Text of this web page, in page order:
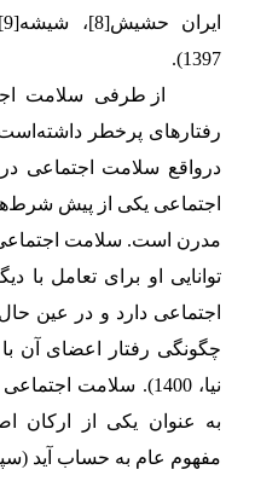
ایران حشیش[8]، شیشه[9]
1397).
از طرفی سلامت
در واقع سلامت اجتماعی
اجتماعی یکی از پیش
مدرن است. سلامت اجتماعی
توانایی او برای تعامل
اجتماعی دارد و در عین
چگونگی رفتار اعضای آن
نیا، 1400). سلامت
به عنوان یکی از ارکان